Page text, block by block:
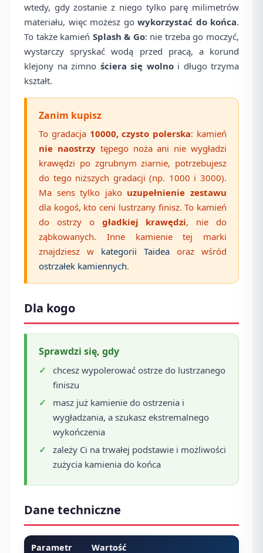
wtedy, gdy zostanie z niego tylko parę milimetrów
materiału, więc możesz go wykorzystać do końca.
To także kamień Splash & Go: nie trzeba go moczyć,
wystarczy spryskać wodą przed pracą, a korund
klejony na zimno ściera się wolnoi długo trzyma
kształt.
Zanim kupisz
To gradacja 10000, czysto polerska: kamień
nie naostrzytępego noża ani nie wygładzi
krawędzi po zgrubnym ziarnie, potrzebujesz
do tego niższych gradacji (np. 1000 i 3000).
Ma sens tylko jako uzupełnienie zestawu
dla kogoś, kto ceni lustrzany finisz. To kamień
do ostrzy o gładkiej krawędzi, nie do
ząbkowanych. Inne kamienie tej marki
znajdziesz w kategorii Taidea oraz wśród
ostrzałek kamiennych.
Dla kogo
Sprawdzi się, gdy
chcesz wypolerować ostrze do lustrzanego
finiszu
masz już kamienie do ostrzenia i
wygładzania, a szukasz ekstremalnego
wykończenia
zależy Ci na trwałej podstawie i możliwości
zużycia kamienia do końca
Dane techniczne
Parametr Wartość